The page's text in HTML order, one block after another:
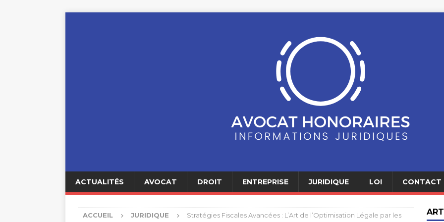
ACTUALITÉS AVOCAT DROIT ENTREPRISE JURIDIQUE LOI CONTACT
ACCUEIL JURIDIQUE
Stratégies Fiscales Avancées : L’Art de l’Optimisation Légale par les